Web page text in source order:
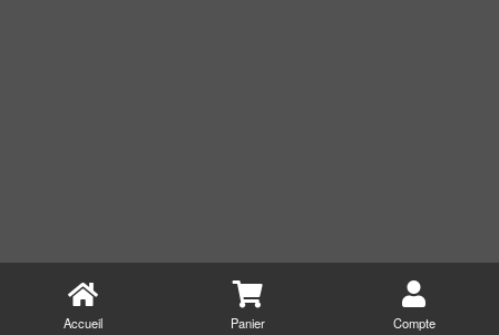
Accueil Panier Compte